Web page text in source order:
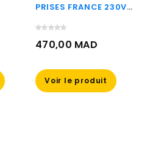
PRISES FRANCE 230V
CHARGEMENT USB
(PM5U-FR)
470,00 MAD
Voir le produit